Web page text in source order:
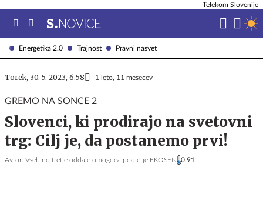
Energetika 2.0 Trajnost Pravni nasvet
Telekom Slovenije
Torek, 30. 5. 2023, 6.58 1 leto, 11 mesecev
GREMO NA SONCE 2
Slovenci, ki prodirajo na svetovni
trg: Cilj je, da postanemo prvi!
Avtor: Vsebino tretje oddaje omogoča podjetje EKOSEN 0,91